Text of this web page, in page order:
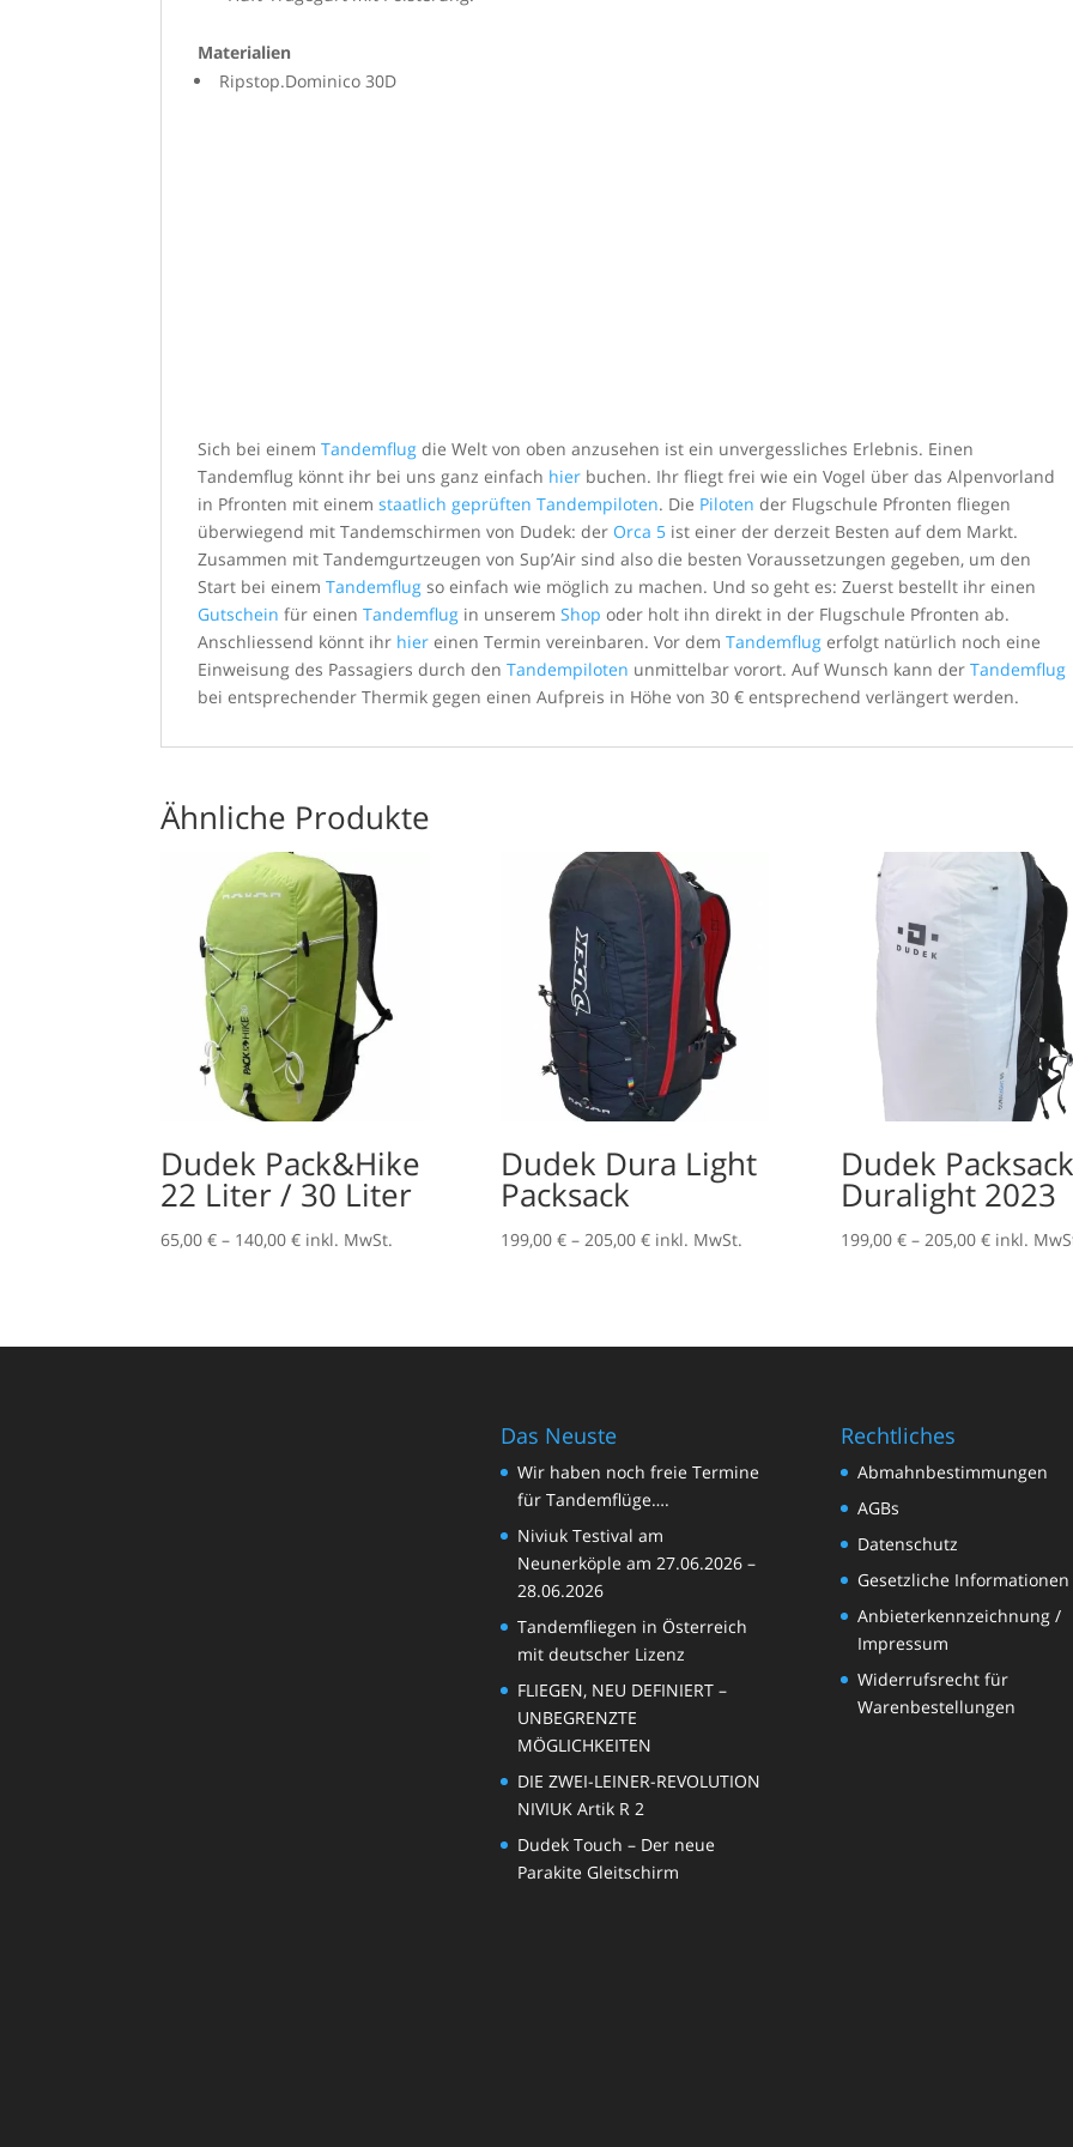
Materialien
Ripstop.Dominico 30D
Sich bei einemTandemflug die Welt von oben anzusehen ist ein unvergessliches Erlebnis. Einen
Tandemflug könnt ihr bei uns ganz einfach hier buchen. Ihr fliegt frei wie ein Vogel über das Alpenvorland
in Pfronten mit einemstaatlich geprüften Tandempiloten. Die Piloten der Flugschule Pfronten fliegen
überwiegend mit Tandemschirmen von Dudek: der Orca 5 ist einer der derzeit Besten auf dem Markt.
Zusammen mit Tandemgurtzeugen von Sup’Air sind also die besten Voraussetzungen gegeben, um den
Start bei einemTandemflug so einfach wie möglich zu machen. Und so geht es: Zuerst bestellt ihr einen
Gutschein für einenTandemflug in unseremShop oder holt ihn direkt in der Flugschule Pfronten ab.
Anschliessend könnt ihr hier einen Termin vereinbaren. Vor demTandemflug erfolgt natürlich noch eine
Einweisung des Passagiers durch denTandempiloten unmittelbar vorort. Auf Wunsch kann derTandemflug
bei entsprechender Thermik gegen einen Aufpreis in Höhe von 30 € entsprechend verlängert werden.
Ähnliche Produkte
Dudek Pack&Hike
22 Liter / 30 Liter
65,00€ – 140,00€Preisspanne:
inkl. MwSt.
Dudek Dura Light
Packsack
199,00 € – 205,00 €Preisspanne:
inkl. MwSt.
Dudek Packsack
Duralight 2023
199,00 € – 205,00 € inkl.
Das Neuste
Wir haben noch freie Termine
für Tandemflüge….
Niviuk Testival am
Neunerköple am 27.06.2026 –
28.06.2026
Tandemfliegen in Österreich
mit deutscher Lizenz
FLIEGEN, NEU DEFINIERT –
UNBEGRENZTE
MÖGLICHKEITEN
DIE ZWEI-LEINER-REVOLUTION
NIVIUK Artik R 2
Dudek Touch – Der neue
Parakite Gleitschirm
Rechtliches
Abmahnbestimmungen
AGBs
Datenschutz
Gesetzliche Informationen
Anbieterkennzeichnung /
Impressum
Widerrufsrecht für
Warenbestellungen